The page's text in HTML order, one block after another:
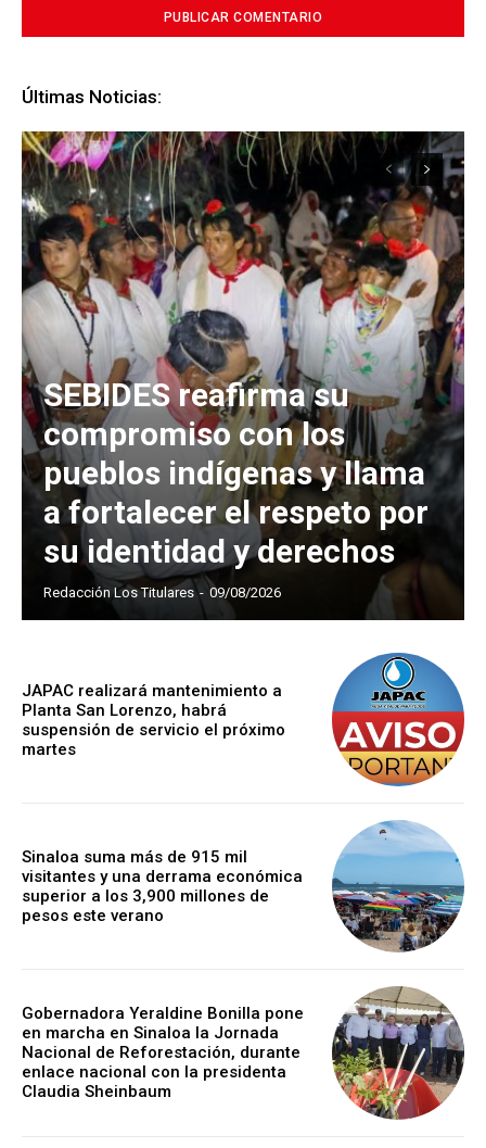
Últimas Noticias:
SEBIDES reafirma su
compromiso con los
pueblos indígenas y llama
a fortalecer el respeto por
su identidad y derechos
Redacción Los Titulares - 09/08/2026
JAPAC realizará mantenimiento a
Planta San Lorenzo, habrá
suspensión de servicio el próximo
martes
Sinaloa suma más de 915 mil
visitantes y una derrama económica
superior a los 3,900 millones de
pesos este verano
Gobernadora Yeraldine Bonilla pone
en marcha en Sinaloa la Jornada
Nacional de Reforestación, durante
enlace nacional con la presidenta
Claudia Sheinbaum